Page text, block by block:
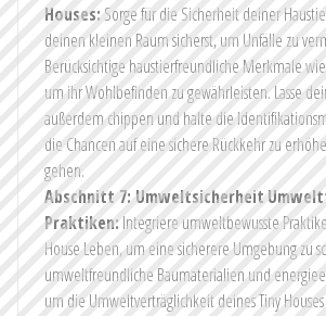
Houses:Sorge für die Sicherheit deiner
deinen kleinen Raum sicherst, um Unfälle zu
Berücksichtige haustierfreundliche Merkmale
um ihr Wohlbefinden zu gewährleisten. Lasse
außerdem chippen und halte die
die Chancen auf eine sichere Rückkehr zu
gehen.
Abschnitt 7: Umweltsicherheit
Praktiken:Integriere umweltbewusste
House Leben, um eine sicherere Umgebung zu
umweltfreundliche Baumaterialien und
um die Umweltverträglichkeit deines Tiny